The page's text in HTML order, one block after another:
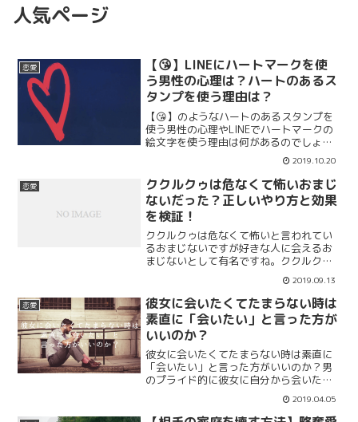
人気ページ
恋愛
【😘】LINEにハートマークを使
う男性の心理は？ハートのあるス
タンプを使う理由は？
【😘】のようなハートのあるスタンプを
使う男性の心理やLINEでハートマークの
絵文字を使う理由は何があるのでしょう
か？ 脈ありと判断しても良いのか？ ただ
軽いだけの男性の可能性も？ハートがあ
るスタンプやハートマークの絵文字を使
う男性の心理や理...
2019.10.20
恋愛
ククルクゥは危なくて怖いおまじ
ないだった？正しいやり方と効果
を検証！
ククルクゥは危なくて怖いと言われてい
るおまじないですが好きな人に会えるお
まじないとして有名ですね。ククルクゥ
が危ない理由や怖いと言われる原因、正
しいやり方と本当の効果をまとめます。
新月の満月の日に行うと強力な効果が得
られると言われているが本当なのでしょ
うか。
2019.09.13
恋愛
彼女に会いたくてたまらない時は
素直に「会いたい」と言った方が
いいのか？
彼女に会いたくてたまらない時は素直に
「会いたい」と言った方がいいのか？男
のプライド的に彼女に自分から会いたい
と言うのも恥ずかしい。でも会いたくて
たまらない時は言う方がいいのでしょう
か。そんな時の彼女へのサインや言う頻
2019.04.05